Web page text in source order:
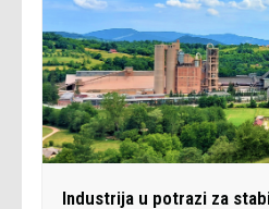
Industrija u potrazi za